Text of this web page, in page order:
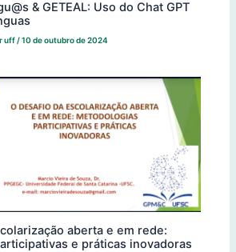
& GETEAL: Uso do Chat GPT
uff/10 de outubro de 2024
aberta e em rede:
e práticas inovadoras